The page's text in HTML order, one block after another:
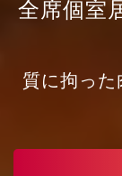
全席個室
質に拘っ